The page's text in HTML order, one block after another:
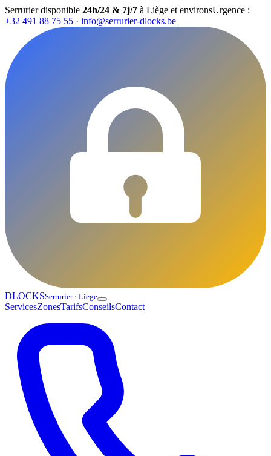
Serrurier disponible 24h/24 & 7j/7 à Liège et environsUrgence :
+32 491 88 75 55 · info@serrurier-dlocks.be
DLOCKSSerrurier · Liège
ServicesZonesTarifsConseilsContact